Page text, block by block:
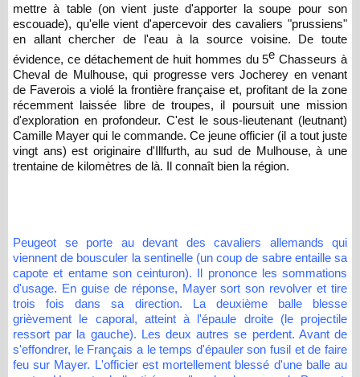
mettre à table (on vient juste d'apporter la soupe pour son
escouade), qu'elle vient d'apercevoir des cavaliers "prussiens"
en allant chercher de l'eau à
la source voisine. De toute
évidence, ce détachement de huit hommes du 5e Chasseurs à
Cheval de Mulhouse, qui progresse vers Jocherey en venant
de Faverois a violé la frontière française et, profitant de la zone
récemment laissée libre de troupes, il poursuit une mission
d'exploration en profondeur. C'est le sous-lieutenant (leutnant)
Camille Mayer qui le commande. Ce jeune officier (il a tout juste
vingt ans) est originaire d'Illfurth, au sud de Mulhouse, à une
trentaine de kilomètres de là. Il connaît bien la région.
Peugeot se porte au devant des cavaliers allemands qui
viennent de bousculer la sentinelle (un coup de sabre entaille sa
capote et entame son ceinturon). Il prononce les sommations
d'usage. En guise de réponse, Mayer sort son revolver et tire
trois fois dans sa direction. La deuxième balle blesse
grièvement le caporal, atteint à l'épaule droite (le projectile
ressort par la gauche). Les deux autres se perdent. Avant de
s'effondrer, le Français a le temps d'épauler son fusil et de faire
feu sur Mayer. L'officier est mortellement blessé d'une balle au